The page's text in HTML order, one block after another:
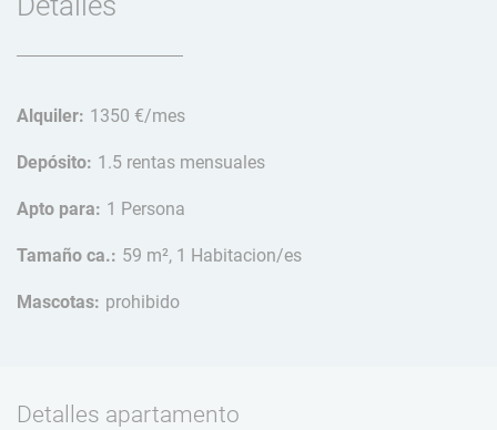
Alquiler: 1350 €/mes
Depósito: 1.5 rentas mensuales
Apto para: 1 Persona
Tamaño ca.: 59 m², 1 Habitacion/es
Mascotas: prohibido
Detalles apartamento